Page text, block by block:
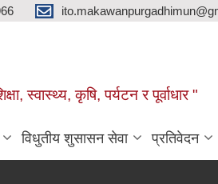
स्‍वास्‍थ्‍य, कृषि, पर्यटन र पूर्वाधार "
विधुतीय शुसासन सेवा प्रतिवेदन